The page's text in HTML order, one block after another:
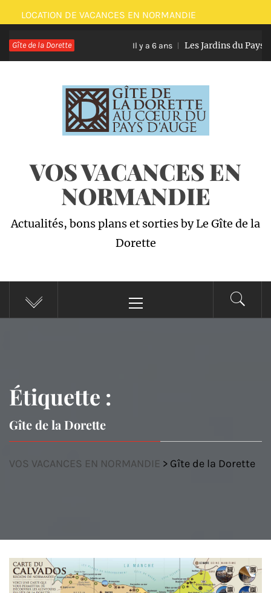
Passer
au
contenu
LOCATION DE VACANCES EN NORMANDIE
Gîte de la Dorette Il y a 6 ans Les Jardins du Pays
VOS VACANCES EN
NORMANDIE
Actualités, bons plans et sorties by Le Gîte de la
Dorette
principal
Étiquette :
Gîte de la Dorette
VOS VACANCES EN NORMANDIE > Gîte de la Dorette